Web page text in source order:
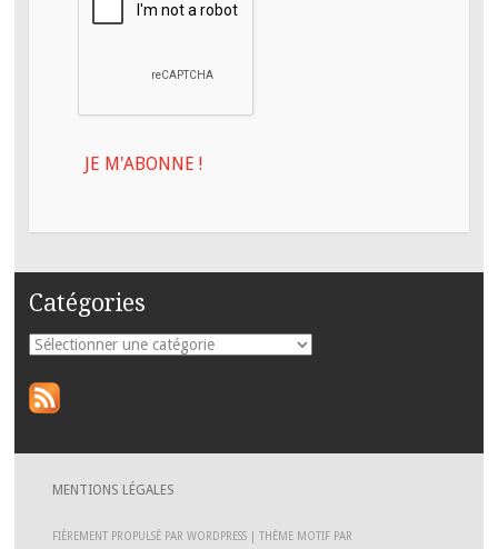
Catégories
Catégories
MENTIONS LÉGALES
FIÈREMENT PROPULSÉ PAR WORDPRESS |THÈME MOTIF PAR